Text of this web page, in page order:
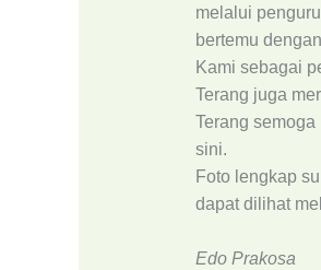
melalui
bertemu
Kami sebagai
Terang juga
Terang
sini.
Foto lengkap
dapat dilihat
Edo Prakosa